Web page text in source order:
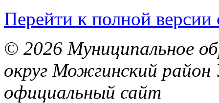
Перейти к полной версии
© 2026 Муниципальное
округ Можгинский район
официальный сайт